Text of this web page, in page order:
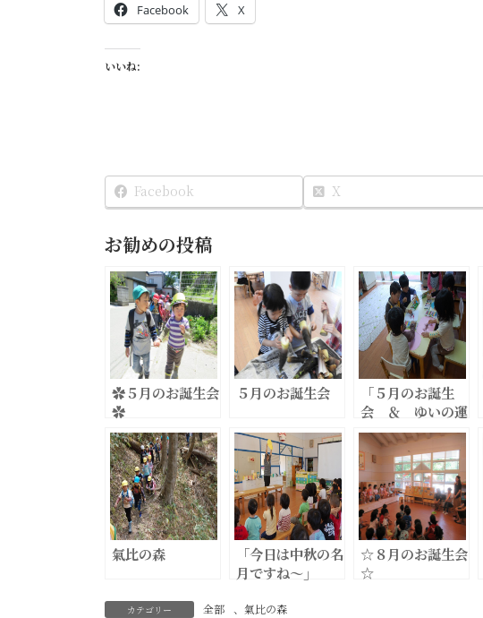
Facebook X
いいね:
Facebook X
お勧めの投稿
✿５月のお誕生会
✿
５月のお誕生会
「５月のお誕生
会 ＆ ゆいの運
動教室vol.2（ち
っちゃい子バージ
ョン）」
氣比の森
「今日は中秋の名
月ですね～」
☆８月のお誕生会
☆
カテゴリー 全部 、 氣比の森